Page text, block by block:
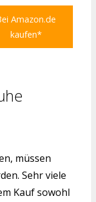
Amazon.de
kaufen*
müssen
Sehr viele
Kauf sowohl